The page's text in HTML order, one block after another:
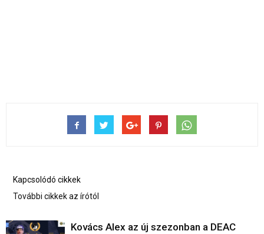
Kapcsolódó cikkek
További cikkek az írótól
Kovács Alex az új szezonban a DEAC